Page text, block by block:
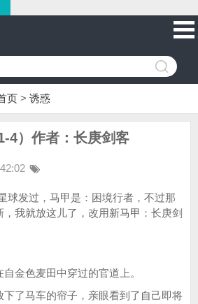
页 > 诱惑
4）作者：长庚剑客
球发过，马甲是：困境行者，不过那
我就放这儿了，改用新马甲：长庚剑
金色麦田中穿过的官道上。
了马车的帘子，亲眼看到了自己即将